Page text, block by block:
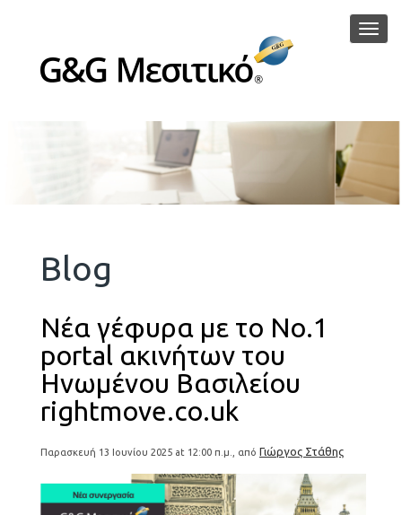
Blog
Νέα γέφυρα με το Νο.1
portal ακινήτων του
Ηνωμένου Βασιλείου
rightmove.co.uk
Παρασκευή 13 Ιουνίου 2025 at 12:00 π.μ., από Γιώργος Στάθης